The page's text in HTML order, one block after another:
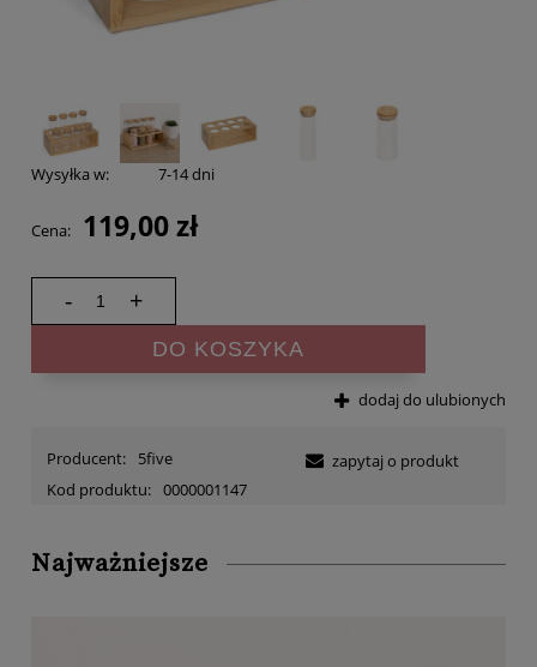
Wysyłka w: 7-14 dni
Cena: 119,00 zł
- +
DO KOSZYKA
dodaj do ulubionych
Producent:
5five
Kod produktu: 0000001147
zapytaj o produkt
Najważniejsze